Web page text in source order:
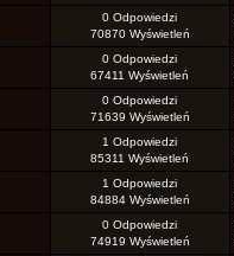
0 Odpowiedzi
70870 Wyświetleń
0 Odpowiedzi
67411 Wyświetleń
0 Odpowiedzi
71639 Wyświetleń
1 Odpowiedzi
85311 Wyświetleń
1 Odpowiedzi
84884 Wyświetleń
0 Odpowiedzi
74919 Wyświetleń